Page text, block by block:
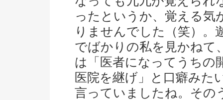
ったというか、覚える気
りませんでした（笑）。
でばかりの私を見かねて
は「医者になってうちの
医院を継げ」と口癖みた
言っていましたね。その